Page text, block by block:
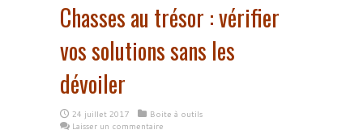
Chasses au trésor : vérifier
vos solutions sans les
dévoiler
24 juillet 2017
Boite à outils
Laisser un commentaire